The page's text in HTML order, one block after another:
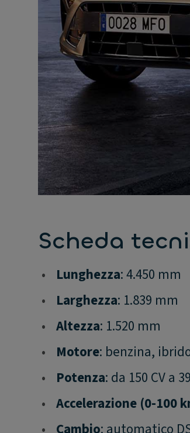
Scheda
• Lunghezza: 4.450 mm
•
Larghezza: 1.839 mm
• Altezza: 1.520 mm
•
Motore: benzina,
•
Potenza: da 150 CV a
• Accelerazione (0-100